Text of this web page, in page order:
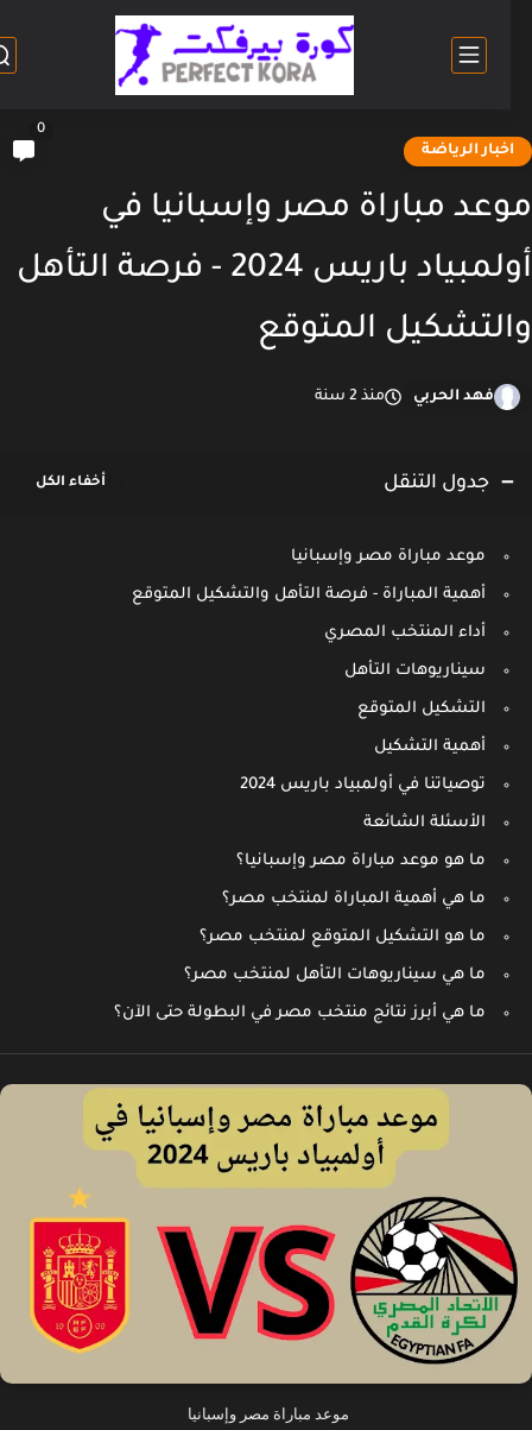
الرياضة
مباراة مصر وإسبانيا في
أولمبياد باريس 2024 - فرصة التأهل
المتوقع
فهد الحربي منذ 2 سنة
جدول التنقل
موعد مباراة مصر وإسبانيا
أهمية المباراة - فرصة التأهل والتشكيل المتوقع
أداء المنتخب المصري
سيناريوهات التأهل
التشكيل المتوقع
أهمية التشكيل
توصياتنا في أولمبياد باريس 2024
الأسئلة الشائعة
ما هو موعد مباراة مصر وإسبانيا؟
ما هي أهمية المباراة لمنتخب مصر؟
ما هو التشكيل المتوقع لمنتخب مصر؟
ما هي سيناريوهات التأهل لمنتخب مصر؟
ما هي أبرز نتائج منتخب مصر في البطولة حتى الآن؟
موعد مباراة مصر وإسبانيا